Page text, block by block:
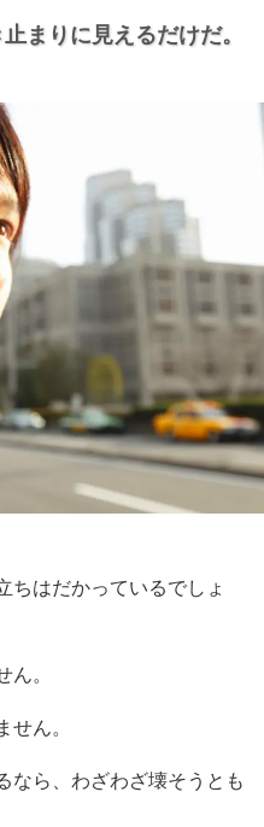
まりに見えるだけだ。
ちはだかっているでしょ
ん。
せん。
なら、わざわざ壊そうとも